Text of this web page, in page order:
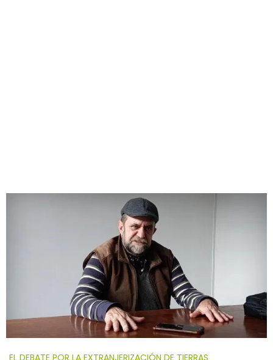
EL DEBATE POR LA EXTRANJERIZACIÓN DE TIERRAS